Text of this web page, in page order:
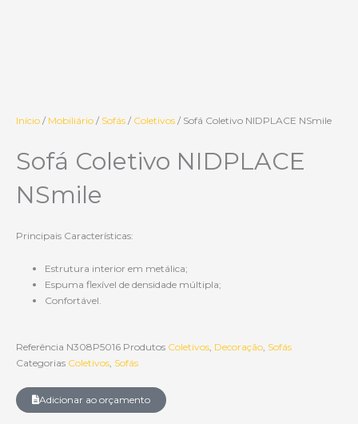
Início / Mobiliário / Sofás / Coletivos / Sofá Coletivo NIDPLACE NSmile
Sofá Coletivo NIDPLACE
NSmile
Principais Características:
Estrutura interior em metálica;
Espuma flexível de densidade múltipla;
Confortável.
Referência N308P5016 Produtos Coletivos, Decoração, Sofás
Categorias Coletivos, Sofás
Adicionar ao orçamento